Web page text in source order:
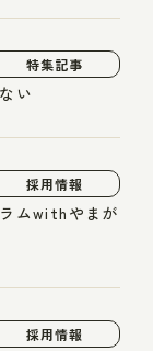
特集記事
い
採用情報
ムwithやまが
採用情報